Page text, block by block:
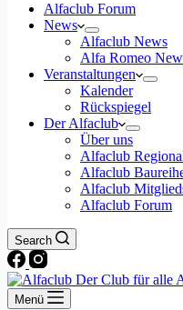
Alfaclub Forum
News
Alfaclub News
Alfa Romeo
Veranstaltungen
Kalender
Rückspiegel
Der Alfaclub
Über uns
Alfaclub
Alfaclub
Alfaclub
Alfaclub Forum
Search
Menü